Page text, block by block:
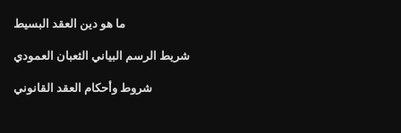
ما هو دين العقد البسيط
شريط الرسم البياني الثعبان العمودي
شروط وأحكام العقد القانوني